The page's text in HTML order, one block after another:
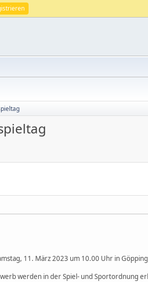
11. März 2023 um 10.00 Uhr in
werden in der Spiel- und Sportordnung